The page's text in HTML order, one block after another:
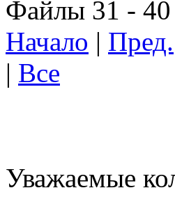
Файлы 31 - 40
Начало | Пред.
| Все
Уважаемые